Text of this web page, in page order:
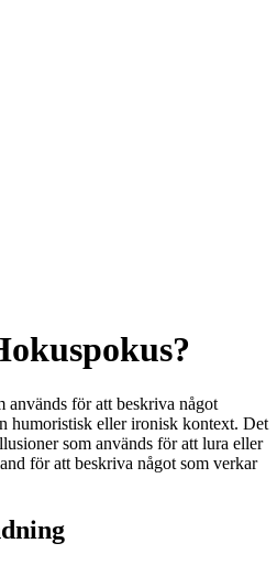
används för att beskriva något
humoristisk eller ironisk kontext. Det
som används för att lura eller
för att beskriva något som verkar